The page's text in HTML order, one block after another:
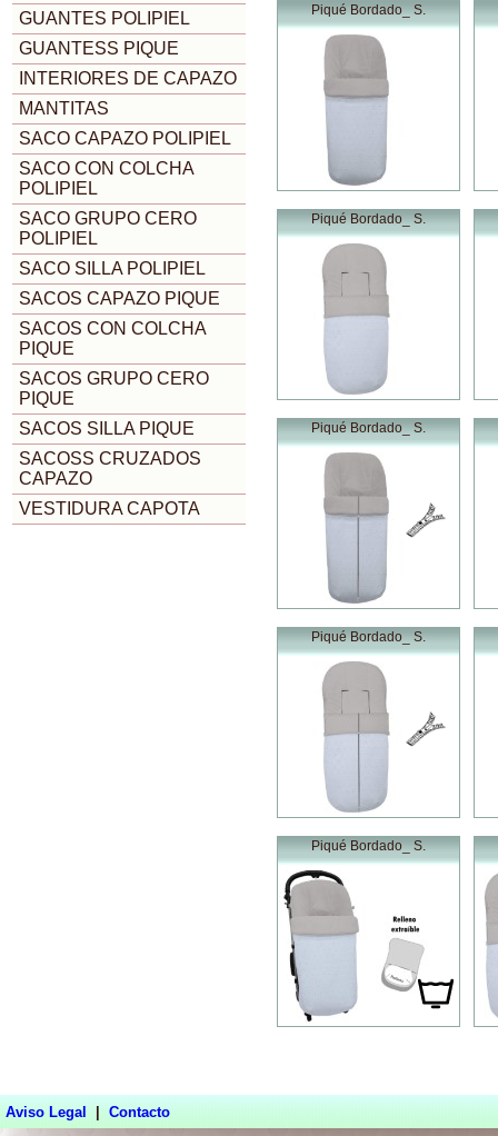
GUANTES POLIPIEL
GUANTESS PIQUE
INTERIORES DE CAPAZO
MANTITAS
SACO CAPAZO POLIPIEL
SACO CON COLCHA
POLIPIEL
SACO GRUPO CERO
POLIPIEL
SACO SILLA POLIPIEL
SACOS CAPAZO PIQUE
SACOS CON COLCHA
PIQUE
SACOS GRUPO CERO
PIQUE
SACOS SILLA PIQUE
SACOSS CRUZADOS
CAPAZO
VESTIDURA CAPOTA
Piqué Bordado_ S.
Piqué Bordado_ S.
Piqué Bordado_ S.
Piqué Bordado_ S.
Piqué Bordado_ S.
Aviso Legal Contacto